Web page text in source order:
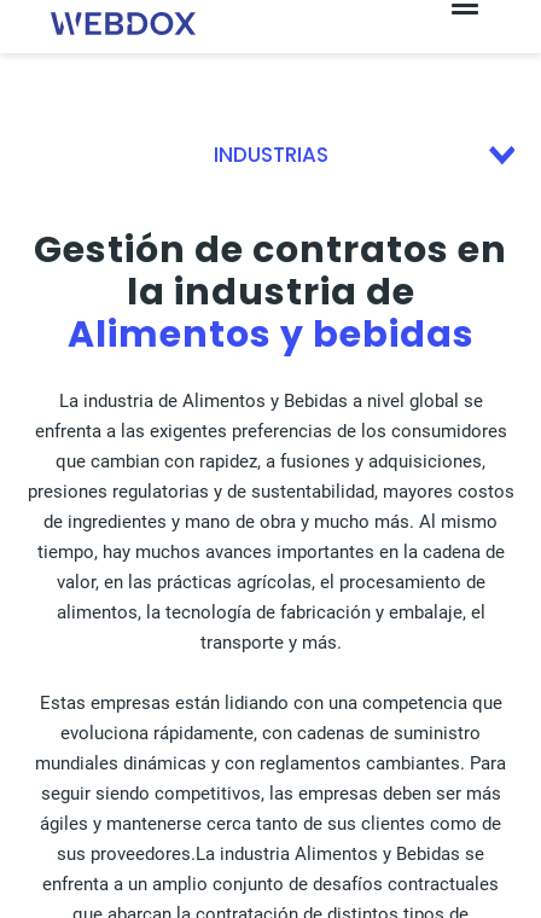
INDUSTRIAS
Alimentos y bebidas
Retail
Energía
Banca y Sector Financiero
Inmobiliaria
Telecomunicaciones
Construcción
Servicios
Gestión de contratos en
la industria de
Alimentos y bebidas
La industria de Alimentos y Bebidas a nivel global se
enfrenta a las exigentes preferencias de los consumidores
que cambian con rapidez, a fusiones y adquisiciones,
presiones regulatorias y de sustentabilidad, mayores costos
de ingredientes y mano de obra y mucho más. Al mismo
tiempo, hay muchos avances importantes en la cadena de
valor, en las prácticas agrícolas, el procesamiento de
alimentos, la tecnología de fabricación y embalaje, el
transporte y más.
Estas empresas están lidiando con una competencia que
evoluciona rápidamente, con cadenas de suministro
mundiales dinámicas y con reglamentos cambiantes. Para
seguir siendo competitivos, las empresas deben ser más
ágiles y mantenerse cerca tanto de sus clientes como de
sus proveedores.La industria Alimentos y Bebidas se
enfrenta a un amplio conjunto de desafíos contractuales